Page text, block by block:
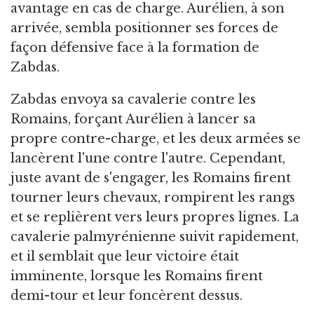
avantage en cas de charge. Aurélien, à son
arrivée, sembla positionner ses forces de
façon défensive face à la formation de
Zabdas.
Zabdas envoya sa cavalerie contre les
Romains, forçant Aurélien à lancer sa
propre contre-charge, et les deux armées se
lancèrent l'une contre l'autre. Cependant,
juste avant de s'engager, les Romains firent
tourner leurs chevaux, rompirent les rangs
et se replièrent vers leurs propres lignes. La
cavalerie palmyrénienne suivit rapidement,
et il semblait que leur victoire était
imminente, lorsque les Romains firent
demi-tour et leur foncèrent dessus.